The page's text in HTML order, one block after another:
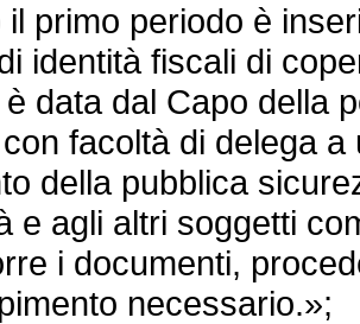
primo periodo è
identità fiscali di
data dal Capo della
facoltà di delega
della pubblica
e agli altri soggetti
i documenti,
necessario.»;